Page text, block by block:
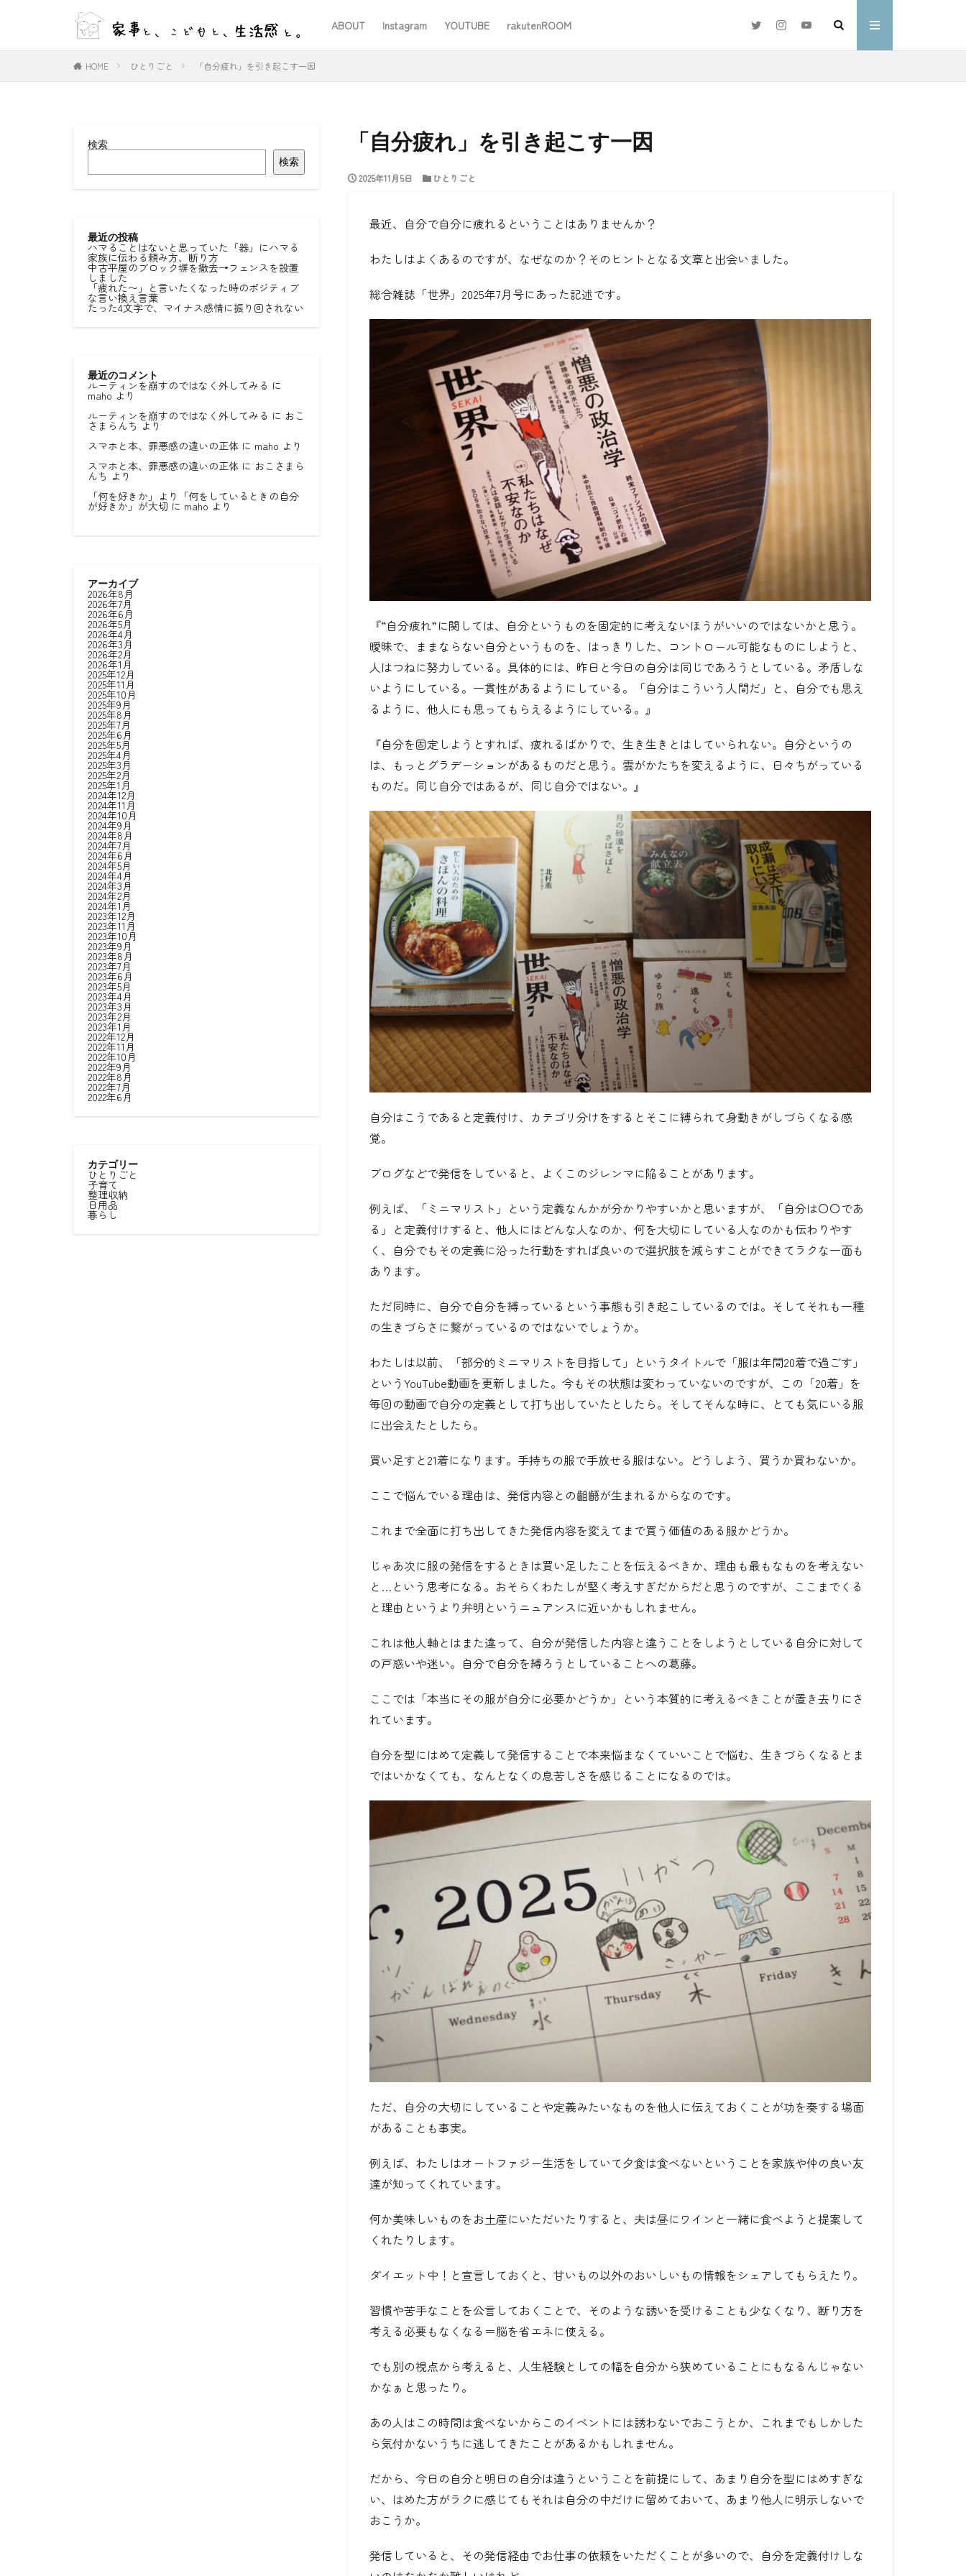
ABOUT Instagram YOUTUBE rakutenROOM
HOME ひとりごと 「自分疲れ」を引き起こす一因
「自分疲れ」を引き起こす一因
2025年11月5日 ひとりごと
最近、自分で自分に疲れるということはありませんか？
わたしはよくあるのですが、なぜなのか？そのヒントとなる文章と出会いました。
総合雑誌「世界」2025年7月号にあった記述です。
『“自分疲れ”に関しては、自分というものを固定的に考えないほうがいいのではないかと思う。
曖昧で、ままならない自分というものを、はっきりした、コントロール可能なものにしようと、
人はつねに努力している。具体的には、昨日と今日の自分は同じであろうとしている。矛盾しな
いようにしている。一貫性があるようにしている。「自分はこういう人間だ」と、自分でも思え
るように、他人にも思ってもらえるようにしている。』
『自分を固定しようとすれば、疲れるばかりで、生き生きとはしていられない。自分というの
は、もっとグラデーションがあるものだと思う。雲がかたちを変えるように、日々ちがっている
ものだ。同じ自分ではあるが、同じ自分ではない。』
自分はこうであると定義付け、カテゴリ分けをするとそこに縛られて身動きがしづらくなる感
覚。
ブログなどで発信をしていると、よくこのジレンマに陥ることがあります。
例えば、「ミニマリスト」という定義なんかが分かりやすいかと思いますが、「自分は〇〇であ
る」と定義付けすると、他人にはどんな人なのか、何を大切にしている人なのかも伝わりやす
く、自分でもその定義に沿った行動をすれば良いので選択肢を減らすことができてラクな一面も
あります。
ただ同時に、自分で自分を縛っているという事態も引き起こしているのでは。そしてそれも一種
の生きづらさに繋がっているのではないでしょうか。
わたしは以前、「部分的ミニマリストを目指して」というタイトルで「服は年間20着で過ごす」
というYouTube動画を更新しました。今もその状態は変わっていないのですが、この「20着」を
毎回の動画で自分の定義として打ち出していたとしたら。そしてそんな時に、とても気にいる服
に出会えたとしたら。
買い足すと21着になります。手持ちの服で手放せる服はない。どうしよう、買うか買わないか。
ここで悩んでいる理由は、発信内容との齟齬が生まれるからなのです。
これまで全面に打ち出してきた発信内容を変えてまで買う価値のある服かどうか。
じゃあ次に服の発信をするときは買い足したことを伝えるべきか、理由も最もなものを考えない
と…という思考になる。おそらくわたしが堅く考えすぎだからだと思うのですが、ここまでくる
と理由というより弁明というニュアンスに近いかもしれません。
これは他人軸とはまた違って、自分が発信した内容と違うことをしようとしている自分に対して
の戸惑いや迷い。自分で自分を縛ろうとしていることへの葛藤。
ここでは「本当にその服が自分に必要かどうか」という本質的に考えるべきことが置き去りにさ
れています。
自分を型にはめて定義して発信することで本来悩まなくていいことで悩む、生きづらくなるとま
ではいかなくても、なんとなくの息苦しさを感じることになるのでは。
ただ、自分の大切にしていることや定義みたいなものを他人に伝えておくことが功を奏する場面
があることも事実。
例えば、わたしはオートファジー生活をしていて夕食は食べないということを家族や仲の良い友
達が知ってくれています。
何か美味しいものをお土産にいただいたりすると、夫は昼にワインと一緒に食べようと提案して
くれたりします。
ダイエット中！と宣言しておくと、甘いもの以外のおいしいもの情報をシェアしてもらえたり。
習慣や苦手なことを公言しておくことで、そのような誘いを受けることも少なくなり、断り方を
考える必要もなくなる＝脳を省エネに使える。
でも別の視点から考えると、人生経験としての幅を自分から狭めていることにもなるんじゃない
かなぁと思ったり。
あの人はこの時間は食べないからこのイベントには誘わないでおこうとか、これまでもしかした
ら気付かないうちに逃してきたことがあるかもしれません。
だから、今日の自分と明日の自分は違うということを前提にして、あまり自分を型にはめすぎな
い、はめた方がラクに感じてもそれは自分の中だけに留めておいて、あまり他人に明示しないで
おこうか。
発信していると、その発信経由でお仕事の依頼をいただくことが多いので、自分を定義付けしな
検索
検索
最近の投稿
ハマることはないと思っていた「器」にハマる
家族に伝わる頼み方、断り方
中古平屋のブロック塀を撤去→フェンスを設置
しました
「疲れた〜」と言いたくなった時のポジティブ
な言い換え言葉
たった4文字で、マイナス感情に振り回されない
最近のコメント
ルーティンを崩すのではなく外してみる に
maho より
ルーティンを崩すのではなく外してみる に おこ
さまらんち より
スマホと本、罪悪感の違いの正体 に maho より
スマホと本、罪悪感の違いの正体 に おこさまら
んち より
「何を好きか」より「何をしているときの自分
が好きか」が大切 に maho より
アーカイブ
2026年8月
2026年7月
2026年6月
2026年5月
2026年4月
2026年3月
2026年2月
2026年1月
2025年12月
2025年11月
2025年10月
2025年9月
2025年8月
2025年7月
2025年6月
2025年5月
2025年4月
2025年3月
2025年2月
2025年1月
2024年12月
2024年11月
2024年10月
2024年9月
2024年8月
2024年7月
2024年6月
2024年5月
2024年4月
2024年3月
2024年2月
2024年1月
2023年12月
2023年11月
2023年10月
2023年9月
2023年8月
2023年7月
2023年6月
2023年5月
2023年4月
2023年3月
2023年2月
2023年1月
2022年12月
2022年11月
2022年10月
2022年9月
2022年8月
2022年7月
2022年6月
カテゴリー
ひとりごと
子育て
整理収納
日用品
暮らし
WEB デザイン SEO